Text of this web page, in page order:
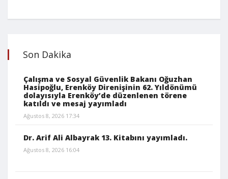
Son Dakika
Çalışma ve Sosyal Güvenlik Bakanı Oğuzhan
Hasipoğlu, Erenköy Direnişinin 62. Yıldönümü
dolayısıyla Erenköy’de düzenlenen törene
katıldı ve mesaj yayımladı
Ağustos 8, 2026 17:34
Dr. Arif Ali Albayrak 13. Kitabını yayımladı.
Ağustos 8, 2026 16:04